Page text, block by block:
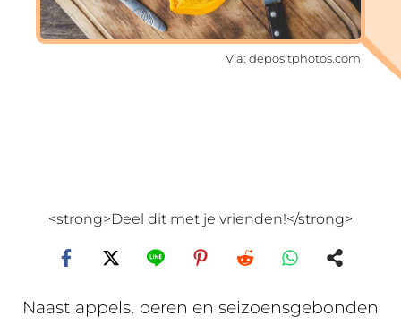
Via: depositphotos.com
<strong>Deel dit met je vrienden!</strong>
Naast appels, peren en seizoensgebonden